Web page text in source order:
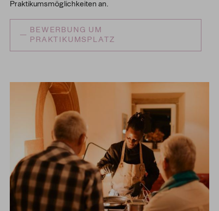
Praktikumsmöglichkeiten an.
BEWERBUNG UM
PRAKTIKUMSPLATZ